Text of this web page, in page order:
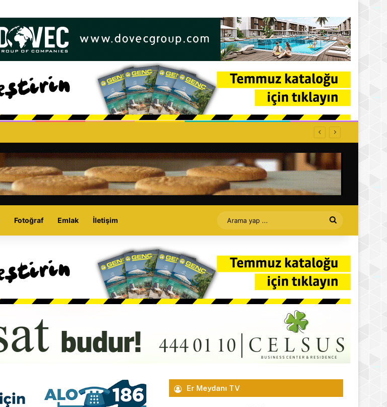
Fotoğraf Emlak İletişim
Arama
yap
...
Er Meydanı TV